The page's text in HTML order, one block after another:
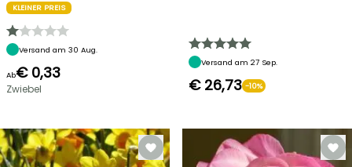
KLEINER PREIS
Versand am 30 Aug.
Ab€ 0,33
Zwiebel
Versand am 27 Sep.
€ 26,73 -10%